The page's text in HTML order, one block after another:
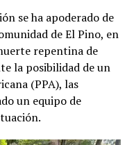
se ha apoderado de
de El Pino, en
repentina de
la posibilidad de un
(PPA), las
un equipo de